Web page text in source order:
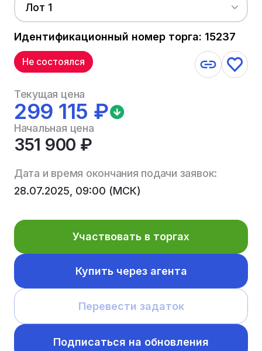
Лот 1
Идентификационный номер торга: 15237
Не состоялся
Текущая цена
299 115 ₽
Начальная цена
351 900 ₽
Дата и время окончания подачи заявок:
28.07.2025, 09:00 (МСК)
Участвовать в торгах
Купить через агента
Перевести задаток
Подписаться на обновления